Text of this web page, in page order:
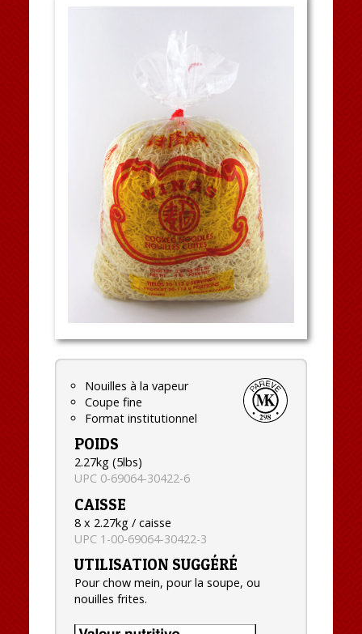
Nouilles à la vapeur
Coupe fine
Format institutionnel
POIDS
2.27kg (5lbs)
UPC 0-69064-30422-6
CAISSE
8 x 2.27kg / caisse
UPC 1-00-69064-30422-3
UTILISATION SUGGÉRÉ
Pour chow mein, pour la soupe, ou
nouilles frites.